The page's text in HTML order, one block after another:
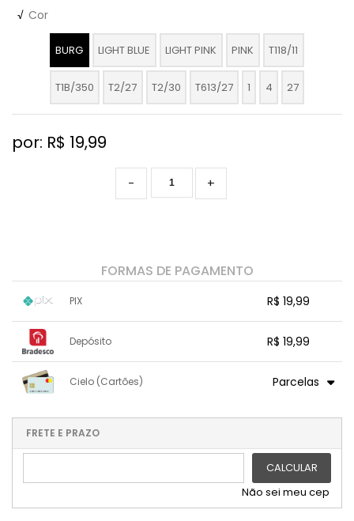
√ Cor
BURG LIGHT BLUE LIGHT PINK PINK T118/11
T1B/350 T2/27 T2/30 T613/27 1 4 27
por: R$ 19,99
+
-
FORMAS DE PAGAMENTO
PIX R$ 19,99
.
Depósito R$ 19,99
.
Cielo (Cartões) Parcelas
...
....
FRETE E PRAZO
CALCULAR
Não sei meu cep